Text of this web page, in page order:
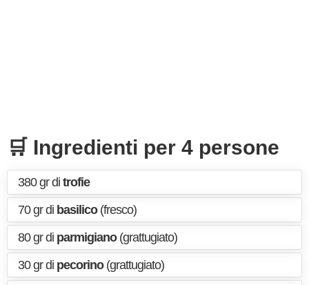
🛒 Ingredienti per 4 persone
380 gr di trofie
70 gr di basilico(fresco)
80 gr di parmigiano(grattugiato)
30 gr di pecorino(grattugiato)